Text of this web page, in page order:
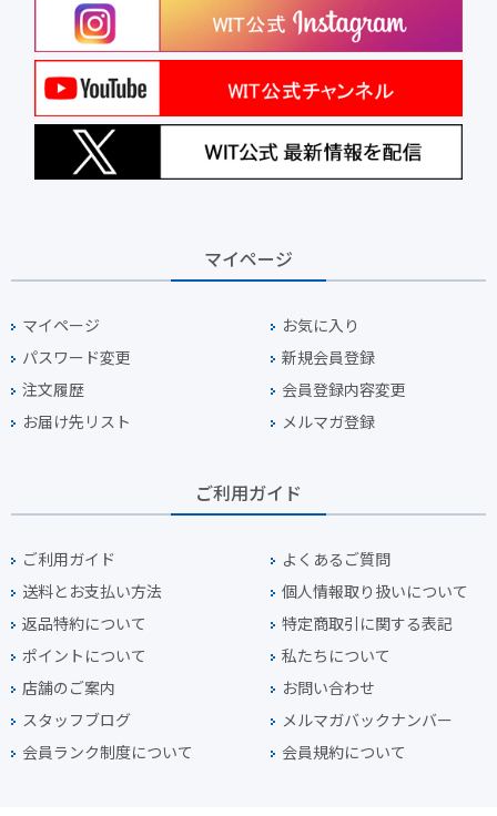
マイページ
マイページ
お気に入り
パスワード変更
新規会員登録
注文履歴
会員登録内容変更
お届け先リスト
メルマガ登録
ご利用ガイド
ご利用ガイド
よくあるご質問
送料とお支払い方法
個人情報取り扱いについて
返品特約について
特定商取引に関する表記
ポイントについて
私たちについて
店舗のご案内
お問い合わせ
スタッフブログ
メルマガバックナンバー
会員ランク制度について
会員規約について